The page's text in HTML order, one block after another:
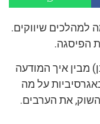
למהלכים שיווקים.
הפיסגה.
מבין איך המודעה
על מה
את הערבים.